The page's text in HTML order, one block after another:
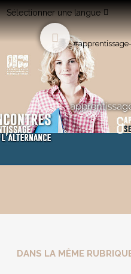
Sélectionner une langue
DANS LA MÊME